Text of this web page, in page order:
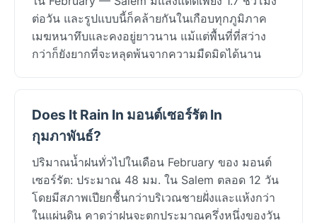
ต่อวัน และรูปแบบนี้ก็คล้ายกันในเกือบทุกภูมิภาค
เมฆหนาทึบและคงอยู่ยาวนาน แม้แต่พื้นที่ที่สว่าง
กว่าก็ยังยากที่จะหลุดพ้นจากความมืดมิดได้นาน
Does It Rain In มอนต์เซอร์รัต In
กุมภาพันธ์?
ปริมาณน้ำฝนทั่วไปในเดือน February ของ มอนต์
เซอร์รัต: ประมาณ 48 มม. ใน Salem ตลอด 12 วัน
โดยมีสภาพเปียกชื้นกว่าบริเวณชายฝั่งและแห้งกว่า
ในแผ่นดิน คาดว่าฝนจะตกประมาณครึ่งหนึ่งของวัน